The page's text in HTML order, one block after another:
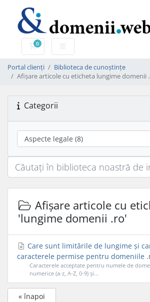
0
Coș de cumpărături
Portal clienți
Biblioteca de cunoștințe
Afișare articole cu eticheta lungime domenii
Categorii
Afișare articole cu
'lungime domenii .ro'
Care sunt limitările de lungime și
caracterele permise pentru domeniile
Caracterele acceptate pentru numele de
numerice (a-z, A-Z, 0-9) și...
« înapoi